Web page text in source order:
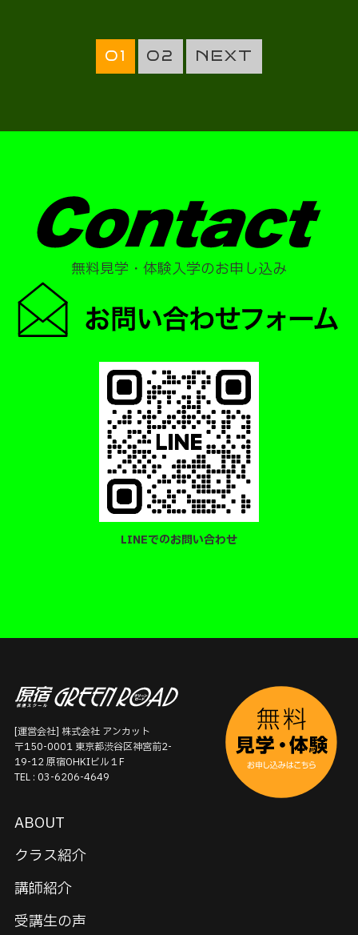
01 02 NEXT
無料見学・体験入学のお申し込み
LINEでのお問い合わせ
[運営会社] 株式会社 アンカット
〒150-0001 東京都渋谷区神宮前2-
19-12 原宿OHKIビル１F
TEL : 03-6206-4649
ABOUT
クラス紹介
講師紹介
受講生の声